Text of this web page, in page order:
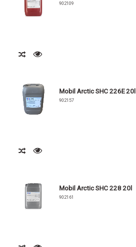
902109
Mobil Arctic SHC 226E 20l
902157
Mobil Arctic SHC 228 20l
902161